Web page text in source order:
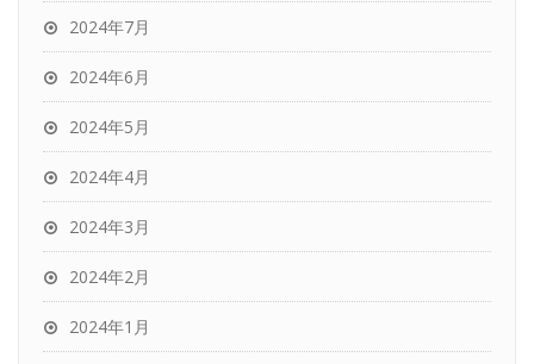
2024年7月
2024年6月
2024年5月
2024年4月
2024年3月
2024年2月
2024年1月